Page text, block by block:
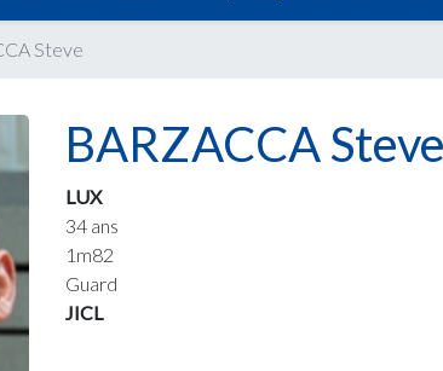
Steve
BARZACCA Steve
LUX
34 ans
1m82
Guard
JICL